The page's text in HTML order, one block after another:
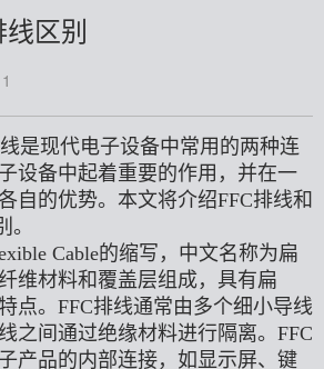
区别
是现代电子设备中常用的两种连
设备中起着重要的作用，并在一
自的优势。本文将介绍FFC排线和
Cable的缩写，中文名称为扁
维材料和覆盖层组成，具有扁
点。FFC排线通常由多个细小导线
之间通过绝缘材料进行隔离。FFC
产品的内部连接，如显示屏、键